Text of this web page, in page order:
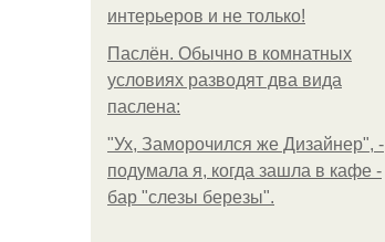
интерьеров и не только!
Паслён. Обычно в комнатных
условиях разводят два вида
паслена:
"Ух, Заморочился же Дизайнер", -
подумала я, когда зашла в кафе -
бар "слезы березы".